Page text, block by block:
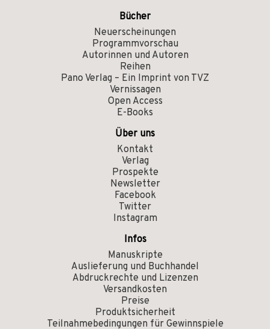
Bücher
Neuerscheinungen
Programmvorschau
Autorinnen und Autoren
Reihen
Pano Verlag – Ein Imprint von TVZ
Vernissagen
Open Access
E-Books
Über uns
Kontakt
Verlag
Prospekte
Newsletter
Facebook
Twitter
Instagram
Infos
Manuskripte
Auslieferung und Buchhandel
Abdruckrechte und Lizenzen
Versandkosten
Preise
Produktsicherheit
Teilnahmebedingungen für Gewinnspiele